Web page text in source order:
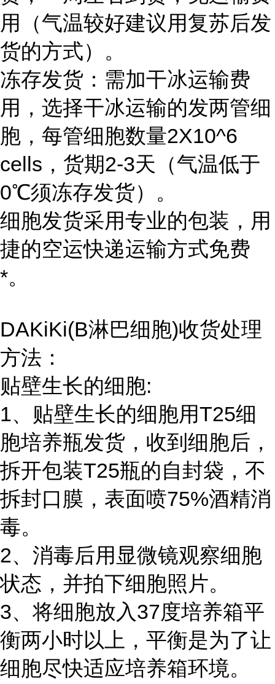
用（气温较好建议用复苏后发
货的方式）。
冻存发货：需加干冰运输费
用，选择干冰运输的发两管细
胞，每管细胞数量2X10^6
cells，货期2-3天（气温低于
0℃须冻存发货）。
细胞发货采用专业的包装，用
捷的空运快递运输方式免费
*。
DAKiKi(B淋巴细胞)收货处理
方法：
贴壁生长的细胞:
1、贴壁生长的细胞用T25细
胞培养瓶发货，收到细胞后，
拆开包装T25瓶的自封袋，不
拆封口膜，表面喷75%酒精消
毒。
2、消毒后用显微镜观察细胞
状态，并拍下细胞照片。
3、将细胞放入37度培养箱平
衡两小时以上，平衡是为了让
细胞尽快适应培养箱环境。